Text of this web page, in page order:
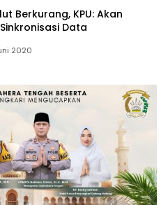
Berkurang, KPU: Akan
Data
2020